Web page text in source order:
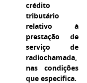
crédito
tributário
relativo à
prestação de
serviço de
radiochamada,
nas condições
que especifica.